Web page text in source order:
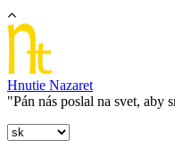
Skočiť na hlavný obsah
Hnutie Nazaret
"Pán nás poslal na svet, aby